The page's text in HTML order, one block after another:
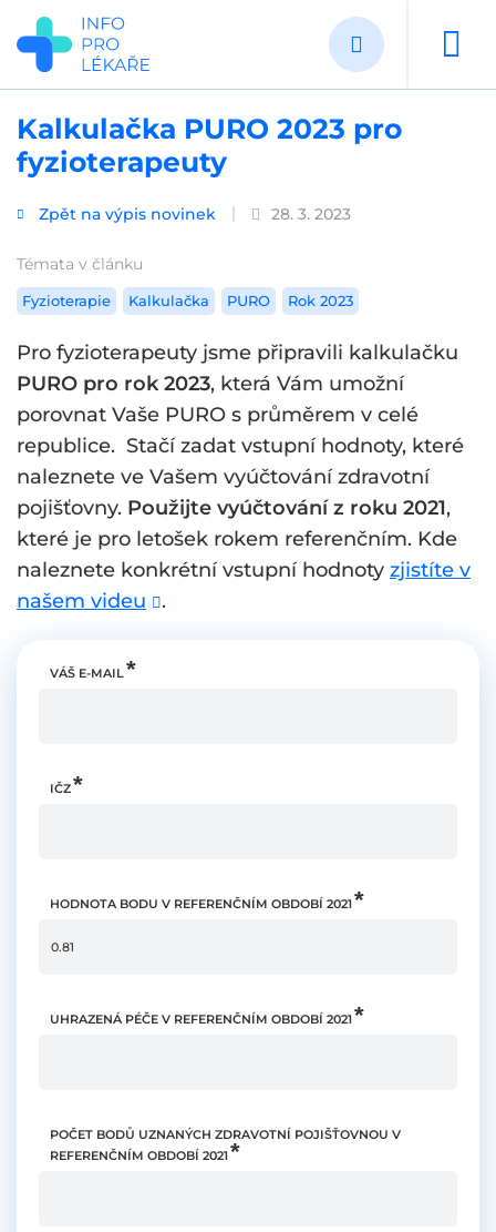
Přejít
hlavnímu
obsahu
Kalkulačka PURO 2023 pro
fyzioterapeuty
Zpět na výpis novinek 28. 3. 2023
Témata v článku
Fyzioterapie Kalkulačka PURO Rok 2023
Pro fyzioterapeuty jsme připravili kalkulačku
PURO pro rok 2023, která Vám umožní
porovnat Vaše PURO s průměrem v celé
republice. Stačí zadat vstupní hodnoty, které
naleznete ve Vašem vyúčtování zdravotní
pojišťovny. Použijte vyúčtování z roku 2021,
které je pro letošek rokem referenčním. Kde
naleznete konkrétní vstupní hodnoty zjistíte v
našem videu
.
VÁŠ E-MAIL
IČZ
HODNOTA BODU V REFERENČNÍM OBDOBÍ 2021
UHRAZENÁ PÉČE V REFERENČNÍM OBDOBÍ 2021
POČET BODŮ UZNANÝCH ZDRAVOTNÍ POJIŠŤOVNOU V
REFERENČNÍM OBDOBÍ 2021